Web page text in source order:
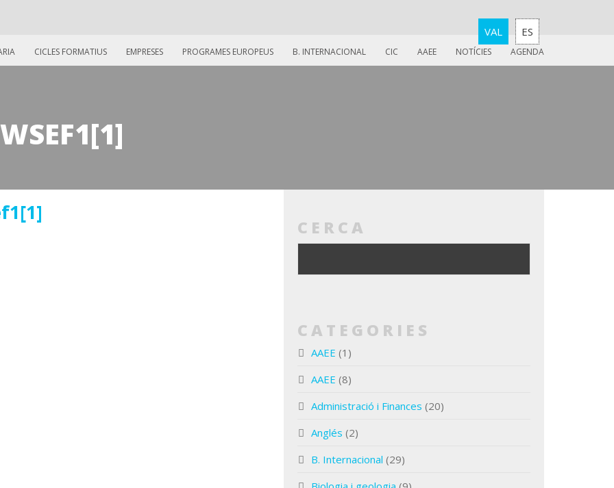
VAL ES
CICLES FORMATIUS EMPRESES PROGRAMES EUROPEUS B. INTERNACIONAL CIC AAEE NOTÍCIES AGENDA
CERCA
CATEGORIES
AAEE (1)
AAEE (8)
Administració i Finances (20)
Anglés (2)
B. Internacional (29)